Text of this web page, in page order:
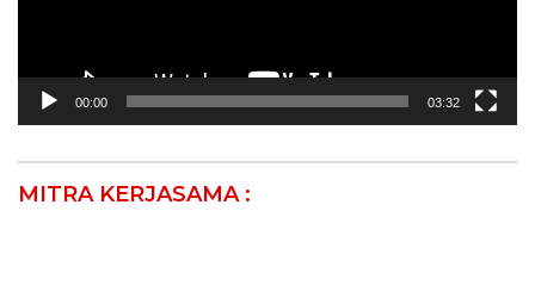
00:00 03:32
MITRA KERJASAMA :